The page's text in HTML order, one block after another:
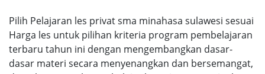
Pilih Pelajaran les privat sma minahasa sulawesi sesuai
Harga les untuk pilihan kriteria program pembelajaran
terbaru tahun ini dengan mengembangkan dasar-
dasar materi secara menyenangkan dan bersemangat,